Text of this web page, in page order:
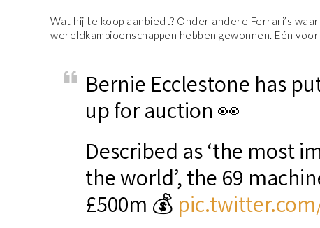
Wat hij te koop aanbiedt? Onder andere Ferrari’s
wereldkampioenschappen hebben gewonnen. Eén
Bernie Ecclestone has
up for auction 👀
Described as ‘the most
the world’, the 69
£500m 💰